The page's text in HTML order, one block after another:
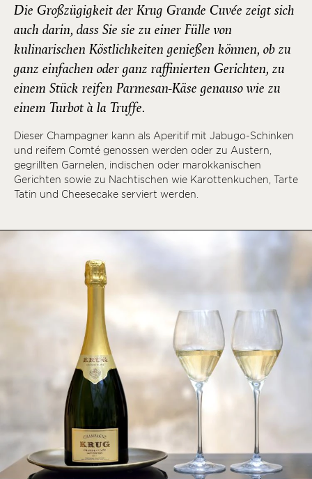
Die Großzügigkeit der Krug Grande Cuvée zeigt sich
auch darin, dass Sie sie zu einer Fülle von
kulinarischen Köstlichkeiten genießen können, ob zu
ganz einfachen oder ganz raffinierten Gerichten, zu
einem Stück reifen Parmesan-Käse genauso wie zu
einem Turbot à la Truffe.
Dieser Champagner kann als Aperitif mit Jabugo-Schinken
und reifem Comté genossen werden oder zu Austern,
gegrillten Garnelen, indischen oder marokkanischen
Gerichten sowie zu Nachtischen wie Karottenkuchen, Tarte
Tatin und Cheesecake serviert werden.